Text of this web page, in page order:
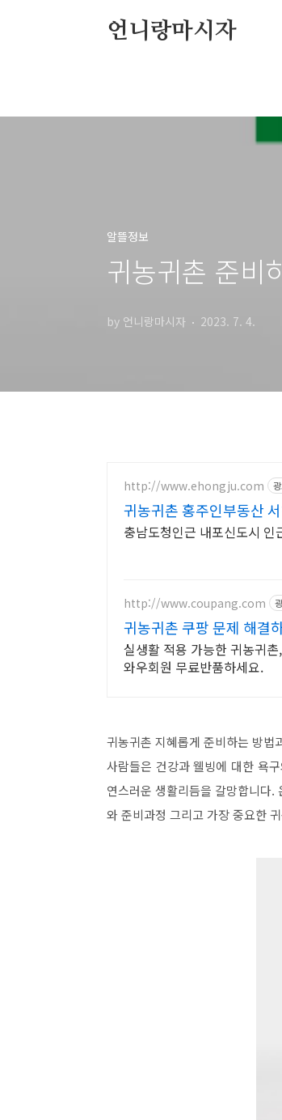
언니랑마시자
알뜰정보
귀농귀촌 준비
by 언니랑마시자 2023. 7. 4.
http://www.ehongju.com
귀농귀촌 홍주인부동산
충남도청인근 내포신도시
http://www.coupang.com
귀농귀촌 쿠팡 문제 해결
실생활 적용 가능한 귀농귀
와우회원 무료반품하세요.
귀농귀촌 지혜롭게 준비하는 방법
사람들은 건강과 웰빙에 대한 욕
연스러운 생활리듬을 갈망합니다.
와 준비과정 그리고 가장 중요한